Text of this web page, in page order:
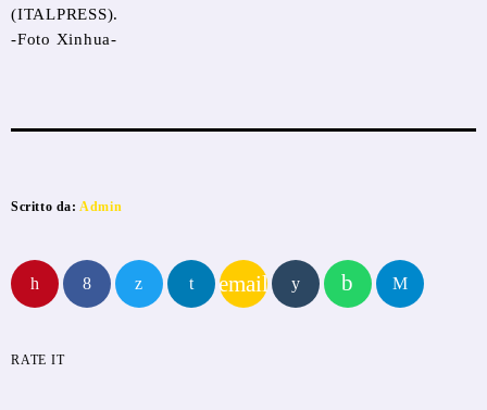
(ITALPRESS).
-Foto Xinhua-
Scritto da:Admin
email
RATE IT